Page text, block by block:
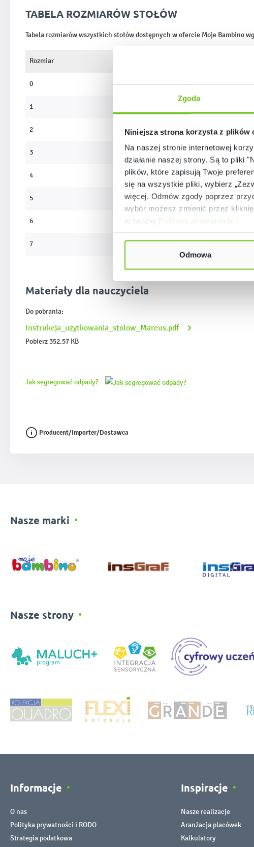
Zgoda
Niniejsza strona korzysta z plików
Na naszej stronie internetowej
działanie naszej strony. Są to pliki
plików, które zapisują Twoje
się na wszystkie pliki, wybierz
więcej. Odmów zgody poprzez
wybór możesz zmienić przez
w naszej Polityce prywatności
Odmowa
TABELA ROZMIARÓW STOŁÓW
Tabela rozmiarów wszystkich stołów dostępnych w ofercie Moje Bambino
Rozmiar
0 40 cm
1
2 53 cm
3 59 cm
4 64 cm
5 71 cm
6 76 cm
7 82 cm
Materiały dla nauczyciela
Do pobrania:
Instrukcja_uzytkowania_stolow_Marcus.pdf
Pobierz 352.57 KB
Jak segregować odpady?
Producent/Importer/Dostawca
Nasze marki
Nasze strony
Informacje
O nas
Polityka prywatności i RODO
Strategia podatkowa
Inspiracje
Nasze realizacje
Aranżacja placówek
Kalkulatory